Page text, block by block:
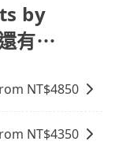
by
有⋯
NT$4850
NT$4350